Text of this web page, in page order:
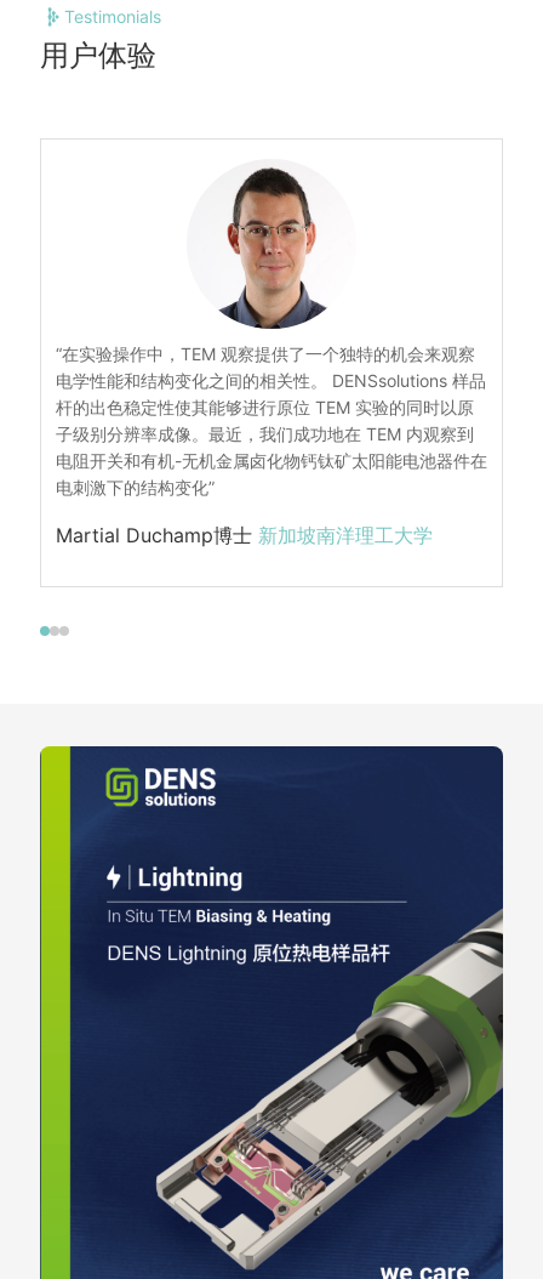
Testimonials
用户体验
“在实验操作中，TEM 观察提供了一个独特的机会来观察
电学性能和结构变化之间的相关性。 DENSsolutions 样品
杆的出色稳定性使其能够进行原位 TEM 实验的同时以原
子级别分辨率成像。最近，我们成功地在 TEM 内观察到
电阻开关和有机-无机金属卤化物钙钛矿太阳能电池器件在
电刺激下的结构变化”
Martial Duchamp博士 新加坡南洋理工大学